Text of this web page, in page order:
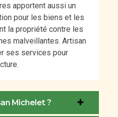
apportent aussi un
pour les biens et les
la propriété contre les
malveillantes. Artisan
ses services pour
Michelet ?